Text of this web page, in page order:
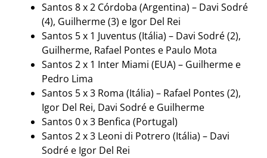
Santos 8 x 2 Córdoba (Argentina) – Davi Sodré
(4), Guilherme (3) e Igor Del Rei
Santos 5 x 1 Juventus (Itália) – Davi Sodré (2),
Guilherme, Rafael Pontes e Paulo Mota
Santos 2 x 1 Inter Miami (EUA) – Guilherme e
Pedro Lima
Santos 5 x 3 Roma (Itália) – Rafael Pontes (2),
Igor Del Rei, Davi Sodré e Guilherme
Santos 0 x 3 Benfica (Portugal)
Santos 2 x 3 Leoni di Potrero (Itália) – Davi
Sodré e Igor Del Rei